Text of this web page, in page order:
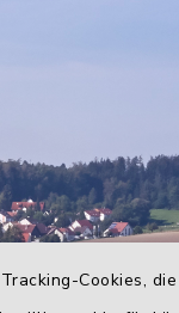
Cookies,